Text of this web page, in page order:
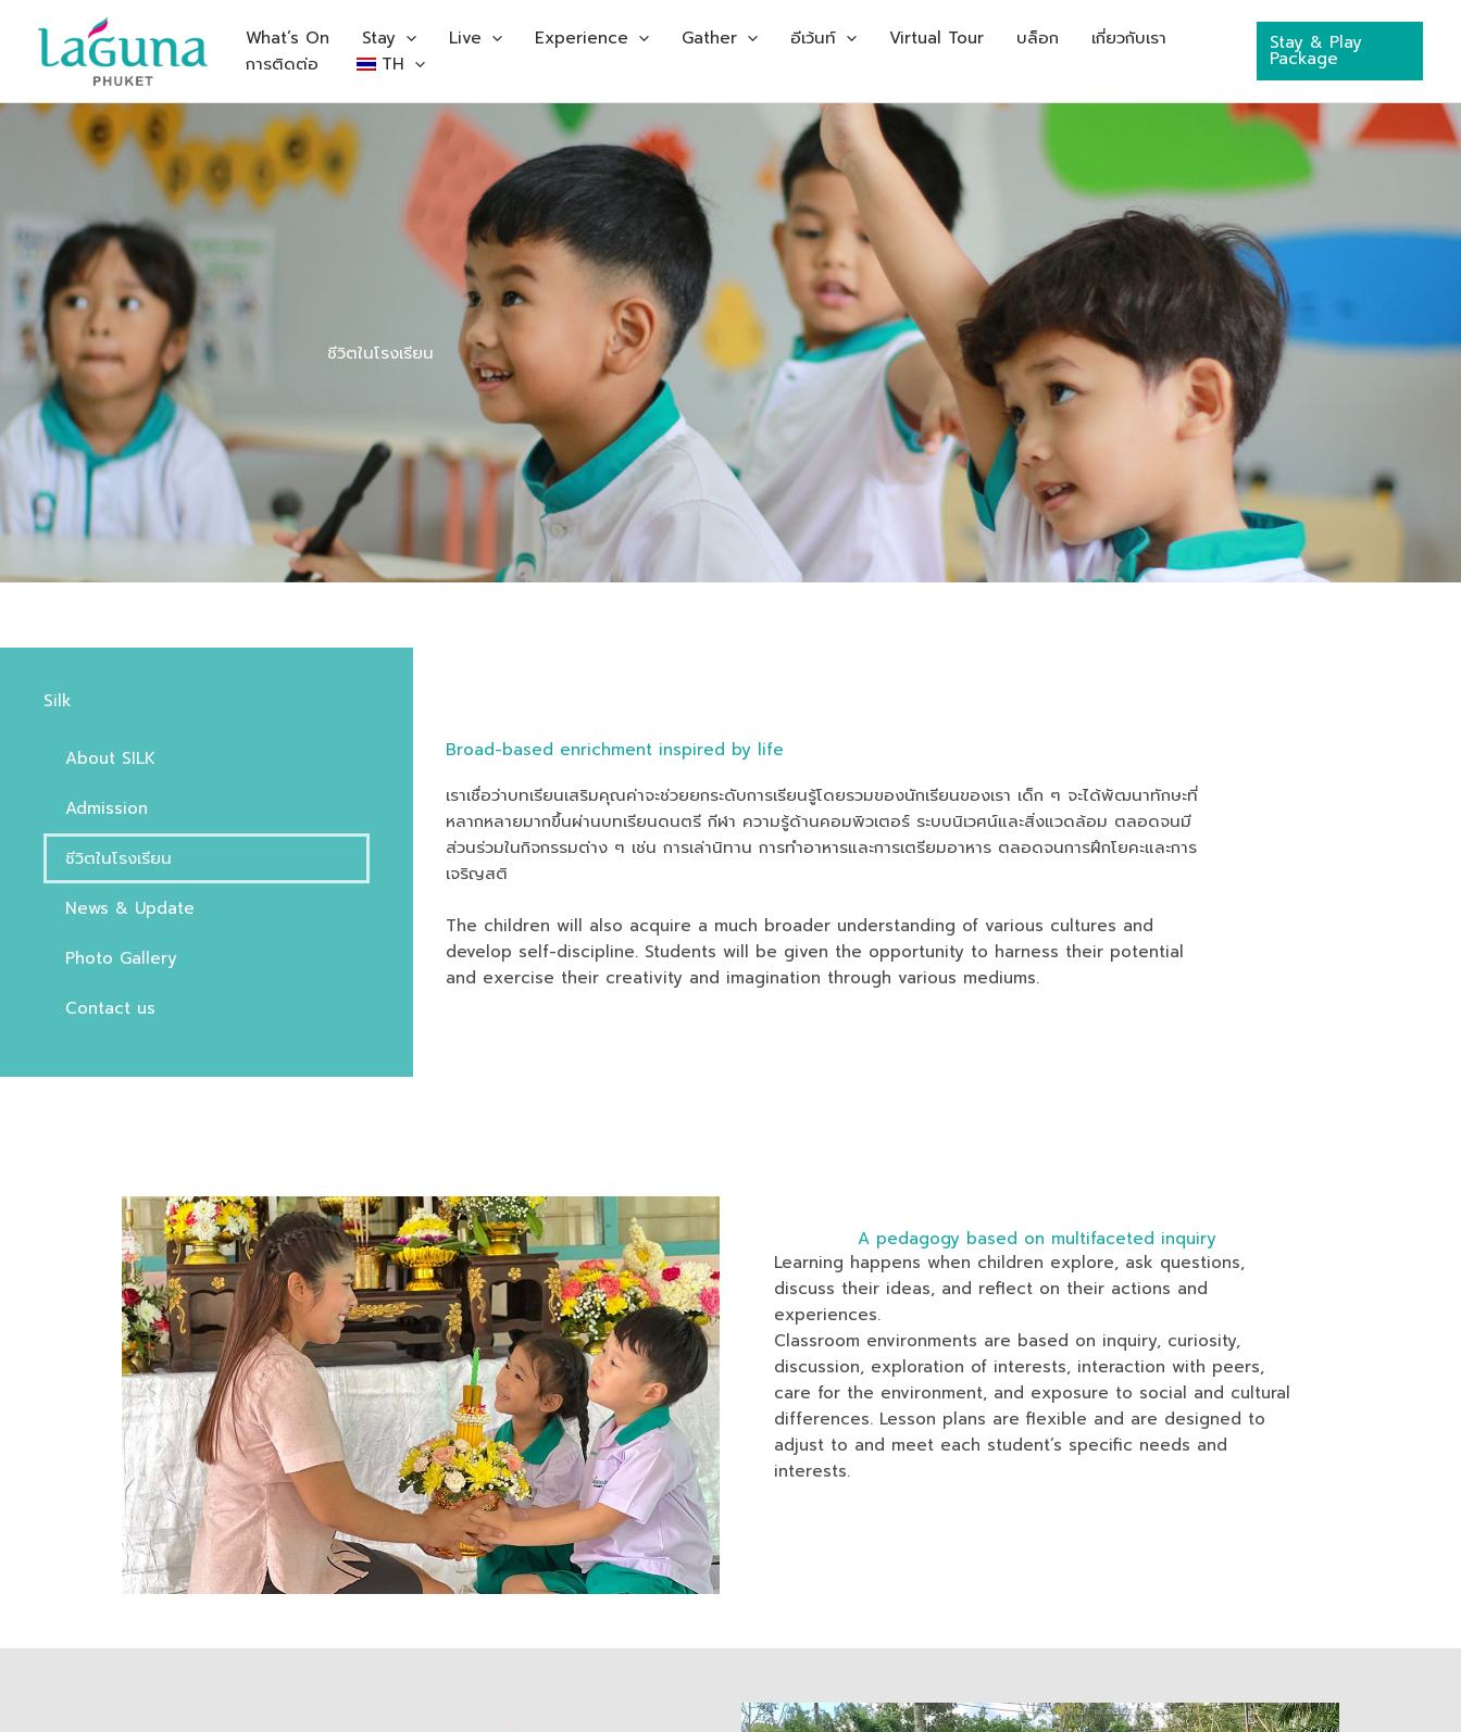
content
What’s On Stay Live Experience Gather อีเว้นท์ Virtual Tour บล็อก
เกี่ยวกับเรา
การติดต่อ
TH
Stay & Play
Package
ชีวิตในโรงเรียน
Silk
About SILK
Admission
ชีวิตในโรงเรียน
News & Update
Photo Gallery
Contact us
Broad-based enrichment inspired by life
เราเชื่อว่าบทเรียนเสริมคุณค่าจะช่วยยกระดับการเรียนรู้โดยรวมของนักเรียนของเรา เด็ก ๆ จะได้พัฒนาทักษะที่
หลากหลายมากขึ้นผ่านบทเรียนดนตรี กีฬา ความรู้ด้านคอมพิวเตอร์ ระบบนิเวศน์และสิ่งแวดล้อม ตลอดจนมี
ส่วนร่วมในกิจกรรมต่าง ๆ เช่น การเล่านิทาน การทำอาหารและการเตรียมอาหาร ตลอดจนการฝึกโยคะและการ
เจริญสติ
The children will also acquire a much broader understanding of various cultures and
develop self-discipline. Students will be given the opportunity to harness their potential
and exercise their creativity and imagination through various mediums.
A pedagogy based on multifaceted inquiry
Learning happens when children explore, ask questions,
discuss their ideas, and reflect on their actions and
experiences.
Classroom environments are based on inquiry, curiosity,
discussion, exploration of interests, interaction with peers,
care for the environment, and exposure to social and cultural
differences. Lesson plans are flexible and are designed to
adjust to and meet each student’s specific needs and
interests.